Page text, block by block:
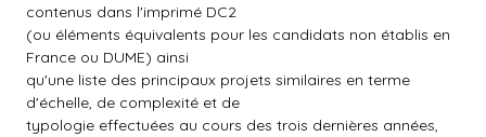
contenus dans l'imprimé DC2
(ou éléments équivalents pour les candidats non établis en
France ou DUME) ainsi
qu'une liste des principaux projets similaires en terme
d'échelle, de complexité et de
typologie effectuées au cours des trois dernières années,